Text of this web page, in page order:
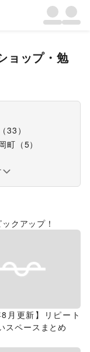
ョップ・勉
（33 ）
町 （5）
クアップ！
8月更新】リピート
スペースまとめ